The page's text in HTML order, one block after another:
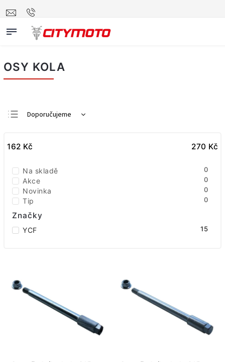
OSY KOLA
Doporučujeme
Nejdražší
Abecedně
162 Kč 270 Kč
Na skladě 0
Akce 0
Novinka 0
Tip 0
Značky
YCF 15